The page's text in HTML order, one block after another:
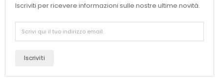
Iscriviti per ricevere informazioni sulle nostre ultime novità.
Iscriviti